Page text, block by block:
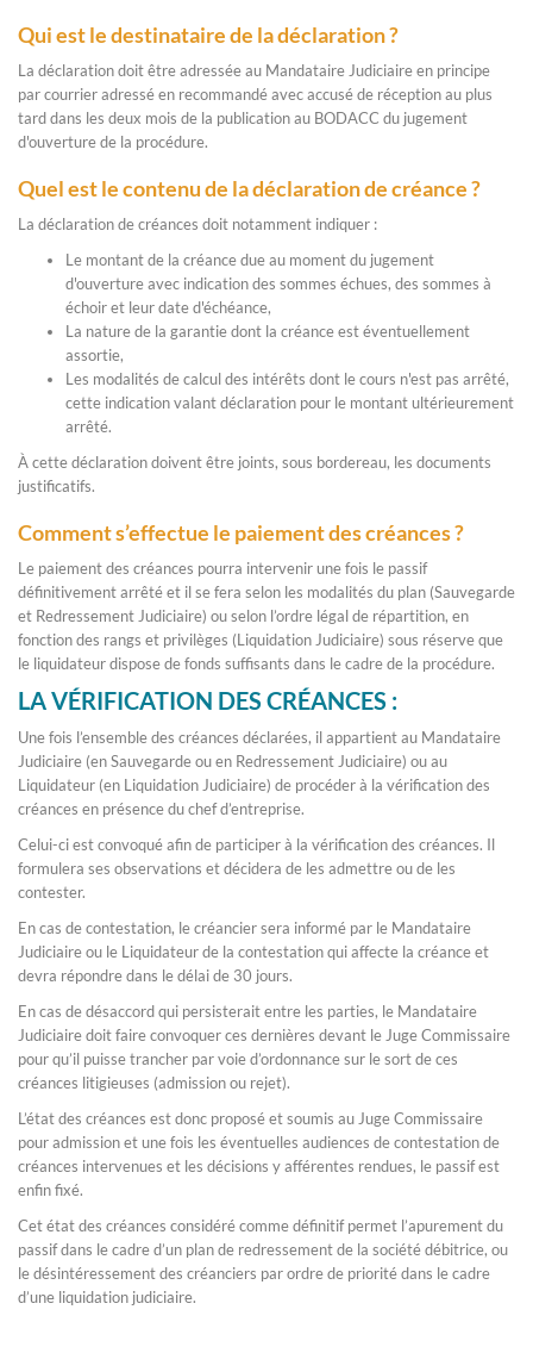
Qui est le destinataire de la déclaration ?
La déclaration doit être adressée au Mandataire Judiciaire en principe
par courrier adressé en recommandé avec accusé de réception au plus
tard dans les deux mois de la publication au BODACC du jugement
d'ouverture de la procédure.
Quel est le contenu de la déclaration de créance ?
La déclaration de créances doit notamment indiquer :
Le montant de la créance due au moment du jugement
d'ouverture avec indication des sommes échues, des sommes à
échoir et leur date d'échéance,
La nature de la garantie dont la créance est éventuellement
assortie,
Les modalités de calcul des intérêts dont le cours n'est pas arrêté,
cette indication valant déclaration pour le montant ultérieurement
arrêté.
À cette déclaration doivent être joints, sous bordereau, les documents
justificatifs.
Comment s’effectue le paiement des créances ?
Le paiement des créances pourra intervenir une fois le passif
définitivement arrêté et il se fera selon les modalités du plan (Sauvegarde
et Redressement Judiciaire) ou selon l’ordre légal de répartition, en
fonction des rangs et privilèges (Liquidation Judiciaire) sous réserve que
le liquidateur dispose de fonds suffisants dans le cadre de la procédure.
LA VÉRIFICATION DES CRÉANCES :
Une fois l’ensemble des créances déclarées, il appartient au Mandataire
Judiciaire (en Sauvegarde ou en Redressement Judiciaire) ou au
Liquidateur (en Liquidation Judiciaire) de procéder à la vérification des
créances en présence du chef d’entreprise.
Celui-ci est convoqué afin de participer à la vérification des créances. Il
formulera ses observations et décidera de les admettre ou de les
contester.
En cas de contestation, le créancier sera informé par le Mandataire
Judiciaire ou le Liquidateur de la contestation qui affecte la créance et
devra répondre dans le délai de 30 jours.
En cas de désaccord qui persisterait entre les parties, le Mandataire
Judiciaire doit faire convoquer ces dernières devant le Juge Commissaire
pour qu’il puisse trancher par voie d’ordonnance sur le sort de ces
créances litigieuses (admission ou rejet).
L’état des créances est donc proposé et soumis au Juge Commissaire
pour admission et une fois les éventuelles audiences de contestation de
créances intervenues et les décisions y afférentes rendues, le passif est
enfin fixé.
Cet état des créances considéré comme définitif permet l’apurement du
passif dans le cadre d’un plan de redressement de la société débitrice, ou
le désintéressement des créanciers par ordre de priorité dans le cadre
d’une liquidation judiciaire.